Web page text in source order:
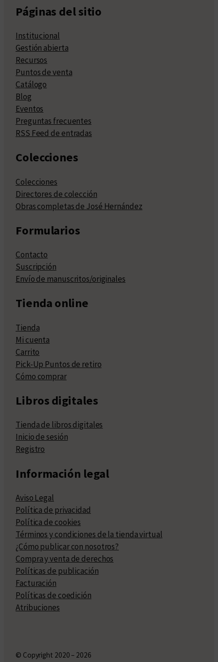
Páginas del sitio
Institucional
Gestión abierta
Recursos
Puntos de venta
Catálogo
Blog
Eventos
Preguntas frecuentes
RSS Feed de entradas
Colecciones
Colecciones
Directores de colección
Obras completas de José Hernández
Formularios
Contacto
Suscripción
Envío de manuscritos/originales
Tienda online
Tienda
Mi cuenta
Carrito
Pick-Up Puntos de retiro
Cómo comprar
Libros digitales
Tienda de libros digitales
Inicio de sesión
Registro
Información legal
Aviso Legal
Política de privacidad
Política de cookies
Términos y condiciones de la tienda virtual
¿Cómo publicar con nosotros?
Compra y venta de derechos
Políticas de publicación
Facturación
Políticas de coedición
Atribuciones
© Copyright 2020 – 2026